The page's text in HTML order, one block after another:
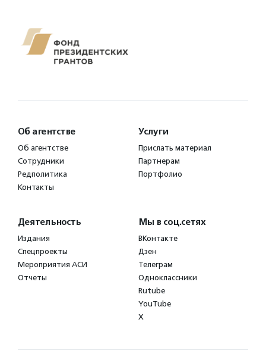
Об агентстве
Об агентстве
Сотрудники
Редполитика
Контакты
Услуги
Прислать материал
Партнерам
Портфолио
Деятельность
Издания
Спецпроекты
Мероприятия АСИ
Отчеты
Мы в соц.сетях
ВКонтакте
Дзен
Телеграм
Одноклассники
Rutube
YouTube
X